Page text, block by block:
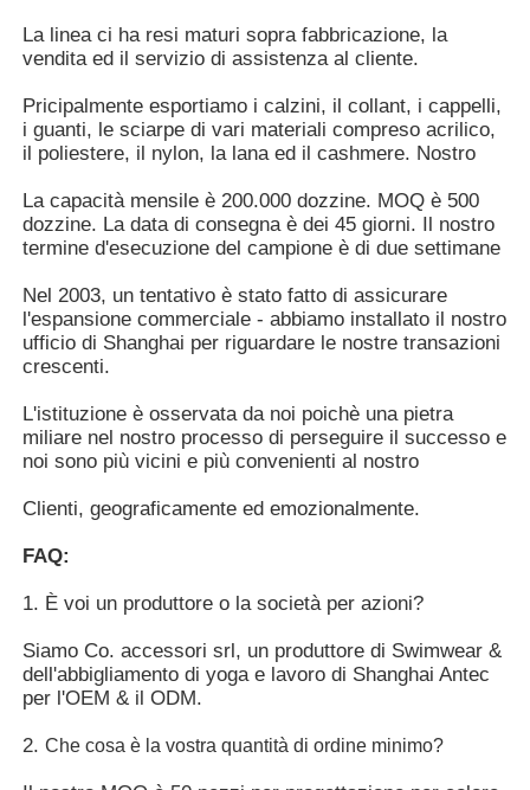
Guanti a maglia invernale
La linea ci ha resi maturi sopra fabbricazione, la
vendita ed il servizio di assistenza al cliente.
Pricipalmente esportiamo i calzini, il collant, i cappelli,
i guanti, le sciarpe di vari materiali compreso acrilico,
il poliestere, il nylon, la lana ed il cashmere. Nostro
La capacità mensile è 200.000 dozzine. MOQ è 500
dozzine. La data di consegna è dei 45 giorni. Il nostro
termine d'esecuzione del campione è di due settimane
Nel 2003, un tentativo è stato fatto di assicurare
l'espansione commerciale - abbiamo installato il nostro
ufficio di Shanghai per riguardare le nostre transazioni
crescenti.
L'istituzione è osservata da noi poichè una pietra
miliare nel nostro processo di perseguire il successo e
noi sono più vicini e più convenienti al nostro
Clienti, geograficamente ed emozionalmente.
FAQ:
1. È voi un produttore o la società per azioni?
Siamo Co. accessori srl, un produttore di Swimwear &
dell'abbigliamento di yoga e lavoro di Shanghai Antec
per l'OEM & il ODM.
2. Che cosa è la vostra quantità di ordine minimo?